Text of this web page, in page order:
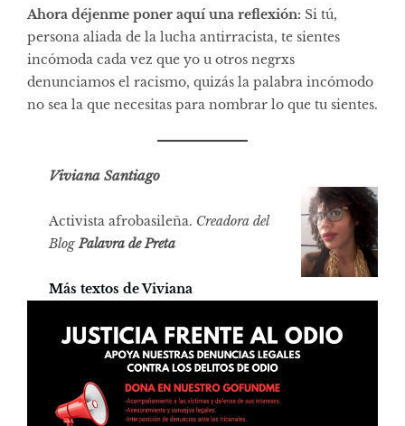
Ahora déjenme poner aquí una reflexión: Si tú,
persona aliada de la lucha antirracista, te sientes
incómoda cada vez que yo u otros negrxs
denunciamos el racismo, quizás la palabra incómodo
no sea la que necesitas para nombrar lo que tu sientes.
Viviana Santiago
Activista afrobasileña. Creadora del
BlogPalavra de Preta
Más textos de Viviana